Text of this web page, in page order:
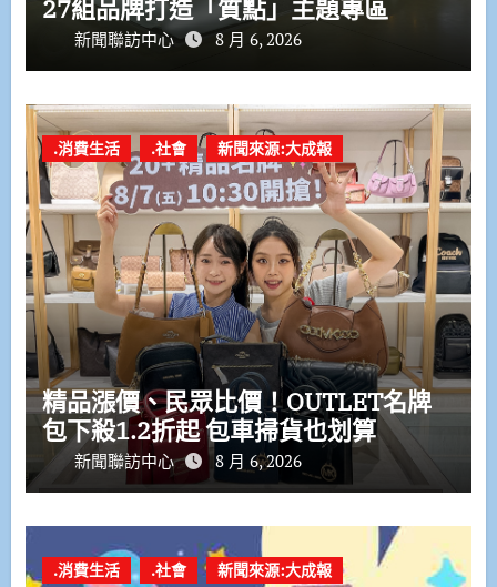
27組品牌打造「質點」主題專區
新聞聯訪中心 8 月 6, 2026
.消費生活 .社會 新聞來源:大成報
精品漲價、民眾比價！OUTLET名牌
包下殺1.2折起 包車掃貨也划算
新聞聯訪中心 8 月 6, 2026
.消費生活 .社會 新聞來源:大成報